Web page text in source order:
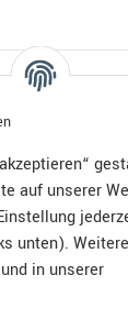
auf unserer
unten).
in unserer